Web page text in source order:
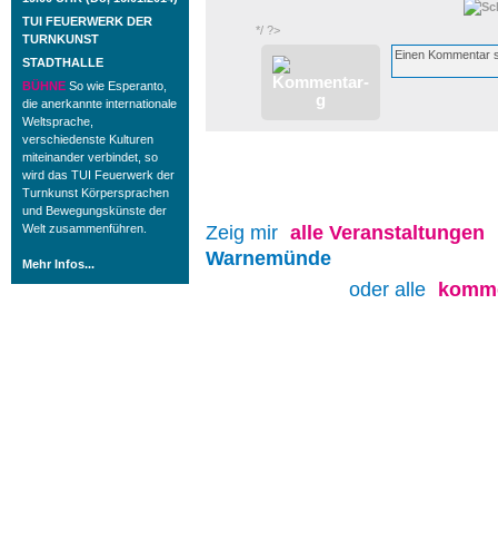
TUI FEUERWERK DER
TURNKUNST
STADTHALLE
BÜHNE So wie Esperanto,
die anerkannte internationale
Weltsprache,
verschiedenste Kulturen
miteinander verbindet, so
wird das TUI Feuerwerk der
Turnkunst Körpersprachen
und Bewegungskünste der
Welt zusammenführen.
Mehr Infos...
*/ ?>
Zeig mir alle Veranstaltungen
Warnemünde
oder alle